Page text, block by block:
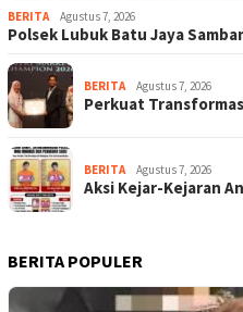
BERITA Agustus 7, 2026
Polsek Lubuk Batu Jaya
BERITA Agustus 7, 2026
Perkuat
BERITA Agustus 7, 2026
Aksi Kejar-Kejaran
BERITA POPULER